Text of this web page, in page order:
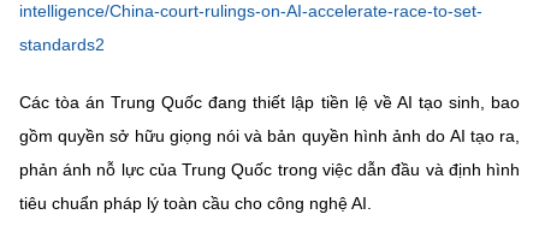
intelligence/China-court-rulings-on-AI-accelerate-race-to-set-
standards2
Các tòa án Trung Quốc đang thiết lập tiền lệ về AI tạo sinh, bao
gồm quyền sở hữu giọng nói và bản quyền hình ảnh do AI tạo ra,
phản ánh nỗ lực của Trung Quốc trong việc dẫn đầu và định hình
tiêu chuẩn pháp lý toàn cầu cho công nghệ AI.